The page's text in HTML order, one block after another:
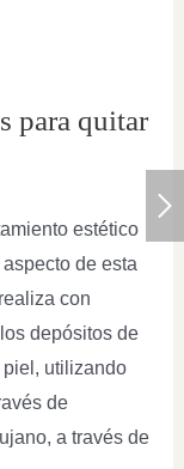
para quitar
estético
de esta
con
depósitos de
utilizando
de
a través de